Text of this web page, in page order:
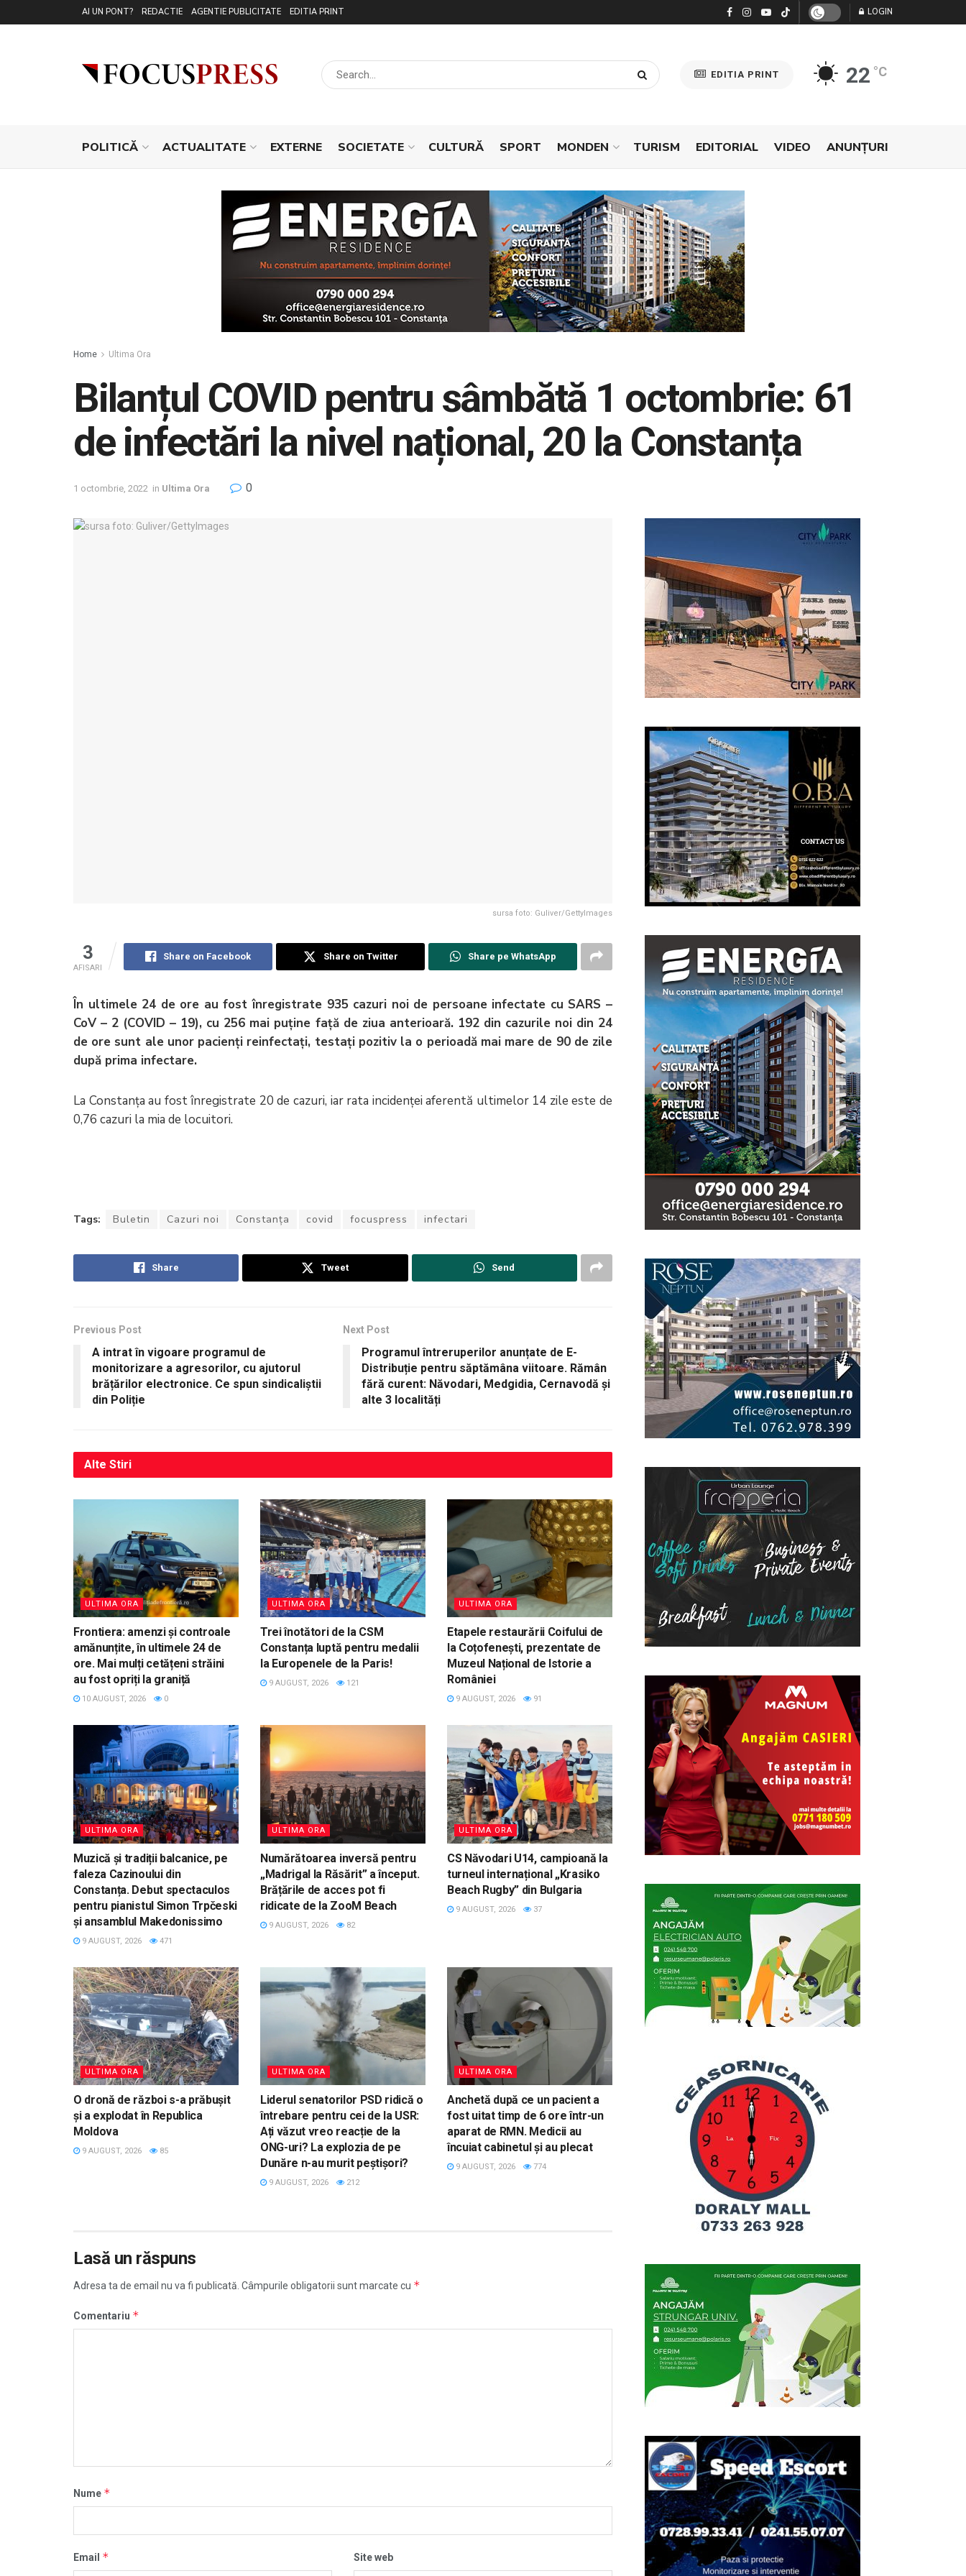
AI UN PONT? REDACTIE AGENTIE PUBLICITATE EDITIA PRINT LOGIN
EDITIA PRINT 22 °C
POLITICĂ ACTUALITATE EXTERNE SOCIETATE CULTURĂ SPORT MONDEN TURISM EDITORIAL VIDEO ANUNŢURI
Home Ultima Ora
Bilanțul COVID pentru sâmbătă 1 octombrie: 61
de infectări la nivel național, 20 la Constanța
1 octombrie, 2022 in Ultima Ora 0
sursa foto: Guliver/GettyImages
3
AFISARI
Share on Facebook Share on Twitter Share pe WhatsApp
În ultimele 24 de ore au fost înregistrate 935 cazuri noi de persoane infectate cu SARS –
CoV – 2 (COVID – 19), cu 256 mai puține față de ziua anterioară. 192 din cazurile noi din 24
de ore sunt ale unor pacienți reinfectați, testați pozitiv la o perioadă mai mare de 90 de zile
după prima infectare.
La Constanța au fost înregistrate 20 de cazuri, iar rata incidenței aferentă ultimelor 14 zile este de
0,76 cazuri la mia de locuitori.
Tags: Buletin Cazuri noi Constanţa covid focuspress infectari
Share Tweet Send
Previous Post
A intrat în vigoare programul de
monitorizare a agresorilor, cu ajutorul
brățărilor electronice. Ce spun sindicaliștii
din Poliție
Next Post
Programul întreruperilor anunțate de E-
Distribuție pentru săptămâna viitoare. Rămân
fără curent: Năvodari, Medgidia, Cernavodă și
alte 3 localități
Alte Stiri
ULTIMA ORA
Frontiera: amenzi și controale
amănunțite, în ultimele 24 de
ore. Mai mulți cetățeni străini
au fost opriți la graniță
10 AUGUST, 2026 0
ULTIMA ORA
Trei înotători de la CSM
Constanța luptă pentru medalii
la Europenele de la Paris!
9 AUGUST, 2026 121
ULTIMA ORA
Etapele restaurării Coifului de
la Coțofenești, prezentate de
Muzeul Național de Istorie a
României
9 AUGUST, 2026 91
ULTIMA ORA
Muzică și tradiții balcanice, pe
faleza Cazinoului din
Constanța. Debut spectaculos
pentru pianistul Simon Trpčeski
și ansamblul Makedonissimo
9 AUGUST, 2026 471
ULTIMA ORA
Numărătoarea inversă pentru
„Madrigal la Răsărit” a început.
Brățările de acces pot fi
ridicate de la ZooM Beach
9 AUGUST, 2026 82
ULTIMA ORA
CS Năvodari U14, campioană la
turneul internațional „Krasiko
Beach Rugby” din Bulgaria
9 AUGUST, 2026 37
ULTIMA ORA
O dronă de război s-a prăbușit
și a explodat în Republica
Moldova
9 AUGUST, 2026 85
ULTIMA ORA
Liderul senatorilor PSD ridică o
întrebare pentru cei de la USR:
Ați văzut vreo reacție de la
ONG-uri? La explozia de pe
Dunăre n-au murit peștișori?
9 AUGUST, 2026 212
ULTIMA ORA
Anchetă după ce un pacient a
fost uitat timp de 6 ore într-un
aparat de RMN. Medicii au
încuiat cabinetul și au plecat
9 AUGUST, 2026 774
Lasă un răspuns
Adresa ta de email nu va fi publicată. Câmpurile obligatorii sunt marcate cu *
Comentariu *
Nume *
Email * Site web